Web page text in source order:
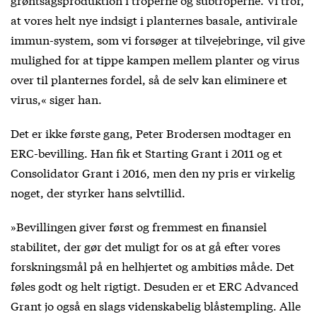
at vores helt nye indsigt i planternes basale, antivirale
immun-system, som vi forsøger at tilvejebringe, vil give
mulighed for at tippe kampen mellem planter og virus
over til planternes fordel, så de selv kan eliminere et
virus,« siger han.
Det er ikke første gang, Peter Brodersen modtager en
ERC-bevilling. Han fik et Starting Grant i 2011 og et
Consolidator Grant i 2016, men den ny pris er virkelig
noget, der styrker hans selvtillid.
»Bevillingen giver først og fremmest en finansiel
stabilitet, der gør det muligt for os at gå efter vores
forskningsmål på en helhjertet og ambitiøs måde. Det
føles godt og helt rigtigt. Desuden er et ERC Advanced
Grant jo også en slags videnskabelig blåstempling. Alle